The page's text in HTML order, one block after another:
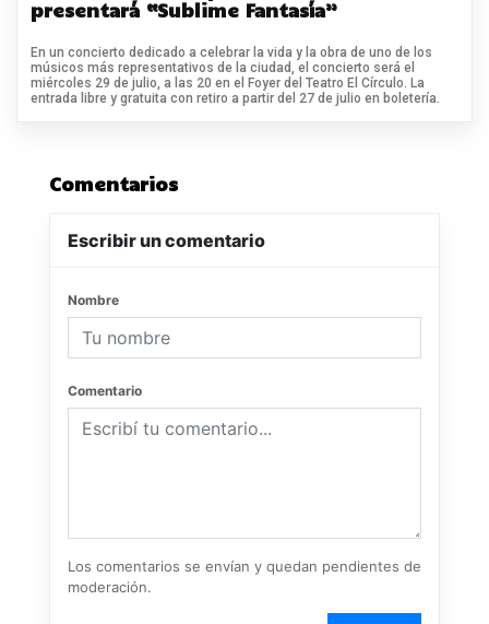
presentará “Sublime Fantasía”
En un concierto dedicado a celebrar la vida y la obra de uno de los
músicos más representativos de la ciudad, el concierto será el
miércoles 29 de julio, a las 20 en el Foyer del Teatro El Círculo. La
entrada libre y gratuita con retiro a partir del 27 de julio en boletería.
Comentarios
Escribir un comentario
Nombre
Comentario
Los comentarios se envían y quedan pendientes de
moderación.